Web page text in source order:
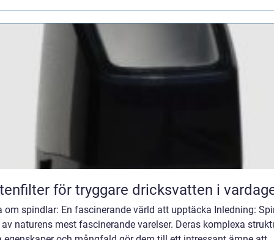
för tryggare dricksvatten i
om spindlar: En fascinerande värld att upptäcka Inledning:
av naturens mest fascinerande varelser. Deras komplexa